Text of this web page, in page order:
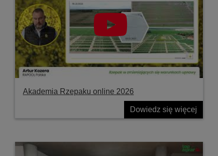
Akademia Rzepaku online 2026
Dowiedz się więcej